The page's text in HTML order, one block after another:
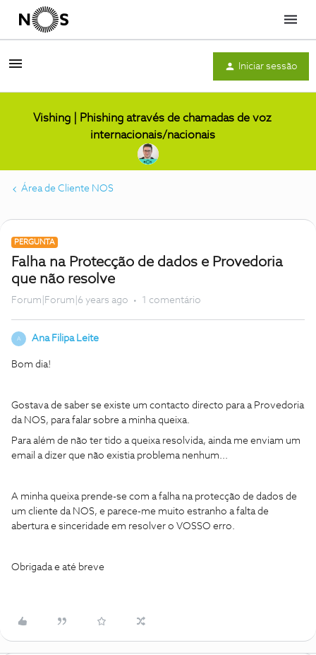
Menu
Iniciar sessão
Vishing | Phishing através de chamadas de voz
internacionais/nacionais
Área de Cliente NOS
PERGUNTA
Falha na Protecção de dados e Provedoria
que não resolve
Forum|Forum|6 years ago 1 comentário
A Ana Filipa Leite
Bom dia!
Gostava de saber se existe um contacto directo para a Provedoria
da NOS, para falar sobre a minha queixa.
Para além de não ter tido a queixa resolvida, ainda me enviam um
email a dizer que não existia problema nenhum...
A minha queixa prende-se com a falha na protecção de dados de
um cliente da NOS, e parece-me muito estranho a falta de
abertura e sinceridade em resolver o VOSSO erro.
Obrigada e até breve